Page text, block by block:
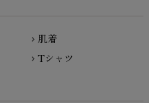
chevron_right 肌着
chevron_rightTシャツ